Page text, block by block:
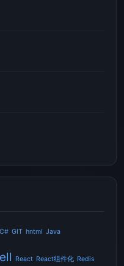
GIT hntml Java
React React组件化 Redis